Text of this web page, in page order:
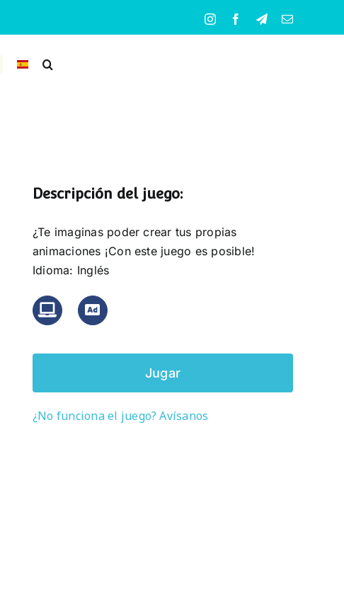
InstagramFacebookTelegramCorreo
Descripción del juego:
¿Te imaginas poder crear tus propias
animaciones ¡Con este juego es posible!
Idioma: Inglés
Jugar
¿No funciona el juego? Avísanos